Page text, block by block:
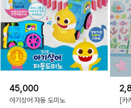
45,000
아기상어 자동 도미노 [카